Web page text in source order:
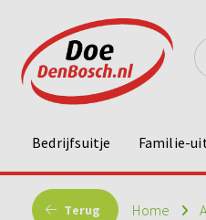
Bedrijfsuitje Familie-
Terug Home